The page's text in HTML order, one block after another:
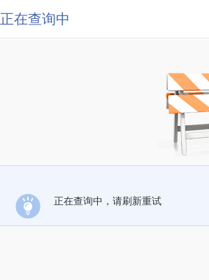
正在查询中
正在查询中，请刷新重试